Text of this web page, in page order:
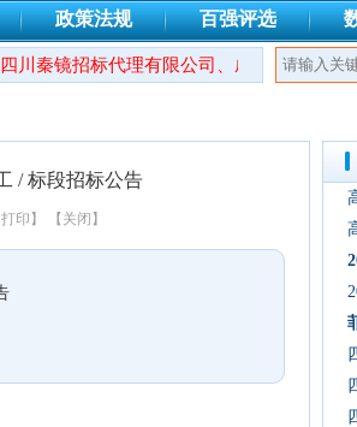
政策法规 百强评选
镜招标代理有限公司、成都万安建设
/ 标段招标公告
打印】 【关闭】